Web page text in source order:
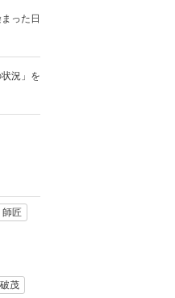
った日
況」を
師匠
茂